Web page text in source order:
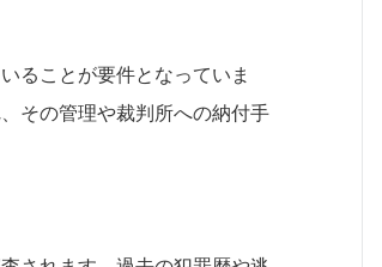
ることが要件となっていま
その管理や裁判所への納付手